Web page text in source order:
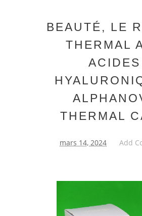
BEAUTÉ, LE
THERMAL
ACIDES
THERMAL
mars 14, 2024 Add